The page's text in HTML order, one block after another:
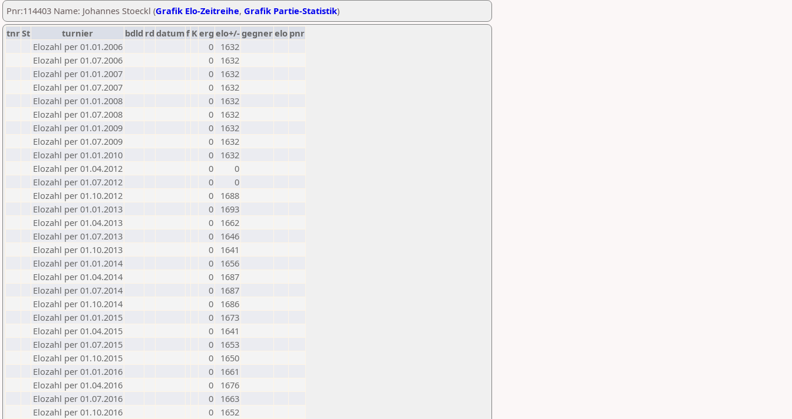
Pnr:114403 Name: Johannes Stoeckl (Grafik Elo-Zeitreihe, Grafik Partie-Statistik)
tnrSt turnier bdld rd datumf Kerg elo+/-gegnerelo pnr
Elozahl per 01.01.2006
0
1632
Elozahl per 01.07.2006
0
1632
Elozahl per 01.01.2007
0
1632
Elozahl per 01.07.2007
0
1632
Elozahl per 01.01.2008
0
1632
Elozahl per 01.07.2008
0
1632
Elozahl per 01.01.2009
0
1632
Elozahl per 01.07.2009
0
1632
Elozahl per 01.01.2010
0
1632
Elozahl per 01.04.2012
0
0
Elozahl per 01.07.2012
0
0
Elozahl per 01.10.2012
0
1688
Elozahl per 01.01.2013
0
1693
Elozahl per 01.04.2013
0
1662
Elozahl per 01.07.2013
0
1646
Elozahl per 01.10.2013
0
1641
Elozahl per 01.01.2014
0
1656
Elozahl per 01.04.2014
0
1687
Elozahl per 01.07.2014
0
1687
Elozahl per 01.10.2014
0
1686
Elozahl per 01.01.2015
0
1673
Elozahl per 01.04.2015
0
1641
Elozahl per 01.07.2015
0
1653
Elozahl per 01.10.2015
0
1650
Elozahl per 01.01.2016
0
1661
Elozahl per 01.04.2016
0
1676
Elozahl per 01.07.2016
0
1663
Elozahl per 01.10.2016
0
1652